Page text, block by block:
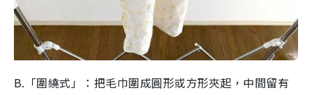
B.「圍繞式」：把毛巾圍成圓形或方形夾起，中間留有